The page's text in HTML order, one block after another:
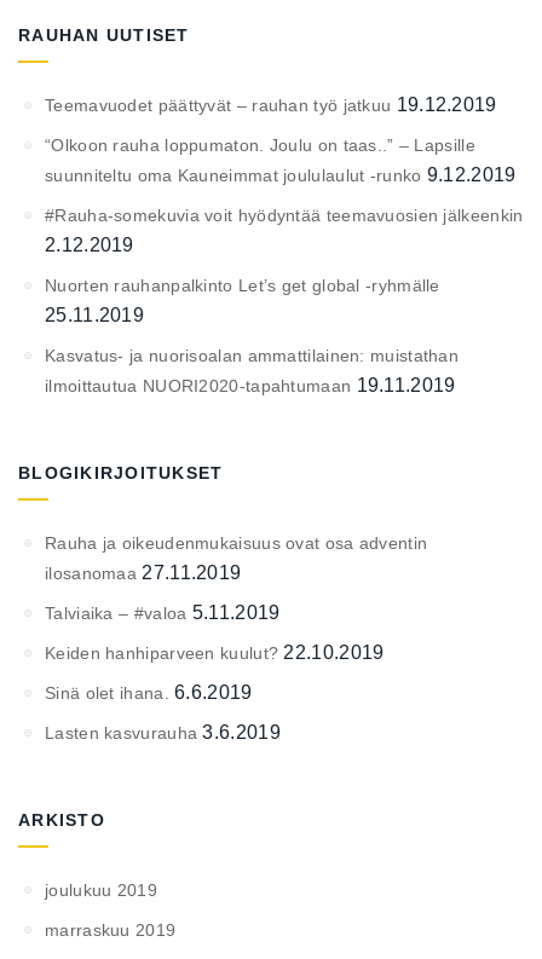
RAUHAN UUTISET
Teemavuodet päättyvät – rauhan työ jatkuu 19.12.2019
“Olkoon rauha loppumaton. Joulu on taas..” – Lapsille
suunniteltu oma Kauneimmat joululaulut -runko 9.12.2019
#Rauha-somekuvia voit hyödyntää teemavuosien jälkeenkin
2.12.2019
Nuorten rauhanpalkinto Let’s get global -ryhmälle
25.11.2019
Kasvatus- ja nuorisoalan ammattilainen: muistathan
ilmoittautua NUORI2020-tapahtumaan 19.11.2019
BLOGIKIRJOITUKSET
Rauha ja oikeudenmukaisuus ovat osa adventin
ilosanomaa 27.11.2019
Talviaika – #valoa 5.11.2019
Keiden hanhiparveen kuulut? 22.10.2019
Sinä olet ihana. 6.6.2019
Lasten kasvurauha 3.6.2019
ARKISTO
joulukuu 2019
marraskuu 2019